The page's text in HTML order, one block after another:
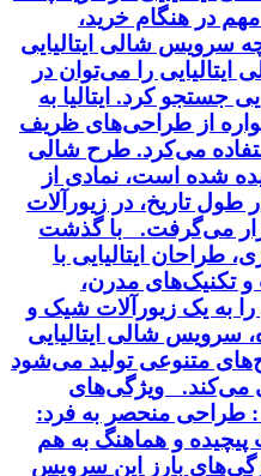
در هنگام خرید،
سرویس شالی ایتالیایی
را می‌توان در
جستجو کرد. ایتالیا به
از طراحی‌های ظریف
می‌کرد. طرح شالی
شده است، نمادی از
طول تاریخ، در زیورآلات
می‌گرفت. با گذشت
طراحان ایتالیایی با
و تکنیک‌های مدرن،
به یک زیورآلات شیک و
سرویس شالی ایتالیایی
متنوعی تولید می‌شود
می‌کند. ویژگی‌های
: طراحی منحصر به فرد:
و هماهنگ به هم
بارز این سرویس